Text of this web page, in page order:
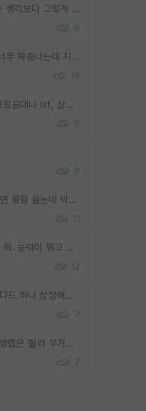
교수 뽑는데 출신 학교는 생각보다 그렇게 안 봄. 앞으로는 더 안 보게 될거임. 박사는 어디서 진행해도 됨. 단, 제대로 쌓고 좋은 실적 만들 수 있다면. 그런데 지방대는 그럴 가능성이 지극히 낮음. 나만 열심히 잘 하면 된다? 인간은 주변 환경에 지배되는 나약한 존재임. 주변의 지방대 대학원생과 섞이고 지방 특유의 여유로움 또는 나쁘게 얘기해서 나태함에 젖어 살다보면 교수의 꿈 자체를 잊어버리게 될 가능성도 있음. 주변 환경이 70~80%임.
9
지방대 이 단어가 진짜 너무 짜증나는데 지방대면 다 그냥 쓰레기인가요? 무슨 말 같지도 않은 댓글들이 있는건지??? 지방에도 충분히 좋은 대학 많고 충분히 잘하는 교수님들 많습니다 포항공대 4개 IST 대표 지거국들 여기 모두 다 지방에 있고 여기 출신들 중에 교수하는 분들 적지 않습니다 지거국 출신이 무슨 교수를 하냐?라고 생각할 사람들 많은데 상위 대표 지거국에 아웃라이어들 많습니다 결국 개인의 연구역량과 실적이 중요합니다 이 역량을 펼치는데 있어서 지도교수와의 합도 중요합니다. 그리고 경력이 필요하면 해외포닥까지 다녀오세요
16
일단 지방대라는 것이 포항공대나 ist, 상위 지거국은 아니라고 생각하겠습니다. 그런곳은 서성한에 비해 소위 대학 네임밸류가 크게 뒤떨어지지는 않으니까요. 대학 이름이 중요하냐? 당연합니다. 대학 이름이 좋아서 좋은 아웃풋이 나오는 것이냐, 좋은 대학은 좋은 사람과 좋은 기회가 몰려있으니 아웃풋도 자연스럽게 좋아지는 것이냐? 대답하기 어려운 문제입니다. 아직 한국 사회에서 학벌을 보는 것도, 특히 이공계를 중심으로 학벌보다는 실적 위주라는 분위기가 형성되는 것도 사실입니다. 지방대 출신으로 전임교수가 될수 있느냐? 가능 불가능을 따지면 당연히 가능입니다. 지방대 박사 출신으로 전임교원이 된 경우가 실제로 있으니까요. 현실적인 가능성이 있느냐? 지금 이정도 대학의 교수가 되고싶다고 생각되는 대학 들어가서 컴공과 교수 목록 켜고 박사 어디서 받았는지 쭉 한번 보세요. 냉정하게 지방대 출신인 분들이 많지는 않으실겁니다.
8
9
서당개 개 ㅅㄲ도 3년이면 풍월 읊는데 박사 5년 이상 대리고 있으면서 물된건 교수 탓 맞는ㄱ게 거기가 서당이 아니란 소리임
11
능력없는박사 란 말이지 뭐. 능력이 뭐고 능력이 있다는게 뭔지는 사람마다 기준이 다르니까 얘기해봐야 서로 자기 기준만 얘기해서 논쟁이 끝이 안나고. 주위에서 능력있고 야심있는 신입생이 교수가 유의미한 피드백을 아예 안주면서 제대로된 과제에 참여해볼 기회도 제공하지 않고 잡일 뺑뺑이만 돌려서 맨날 단순작업만 하면서 밤새다가 눈빛이 점점 죽어가는걸 본 사람은 물박사는 교수탓이라고 하고, 교수는 이것저것 알려도 주고 기회도 주고 사수 동기 붙여주면서 어떻게든 끌고가려고 하는데 본인이 매일 뺀질거리면서 출근 하는둥마는둥 하다가 기껏 와서도 폰이나 쳐다보다가 실험 망치고 저녁약속있어서 먼저 가볼게요~ 하는걸 본 사람은 물박사는 본인탓이라고 함.
12
ML 대부분이 골드 스탠다드 하나 상정해놓고 (벤치마크 데이터셋이 여러 개면 여러 개 상정) 그거 얼마나 잘 맞추나 싸움임 가끔 번뜩이는 설계 철학을 보여주는 논문들도 있지만 대부분 그거 성적 얼마나 더 올리느라에 혈안이 되어 있는 측면이 잇음
7
신생랩 1기 출신인데 신생랩은 줠라 무거운 바벨 같은거임. 들면 대박인데 못들면 깔려 죽음. 아무도 알려주지 않는 환경에서 자생해야하지만, 일단 살아남았다면 그 어떤 사람보다 악착같고 생존력 높은 사람으로 거듭날 수 있음
7